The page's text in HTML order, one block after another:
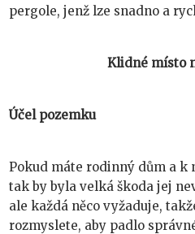
pergole, jenž lze snadno a
Klidné místo
Účel pozemku
Pokud máte rodinný dům a k
tak by byla velká škoda jej
ale každá něco vyžaduje,
rozmyslete, aby padlo